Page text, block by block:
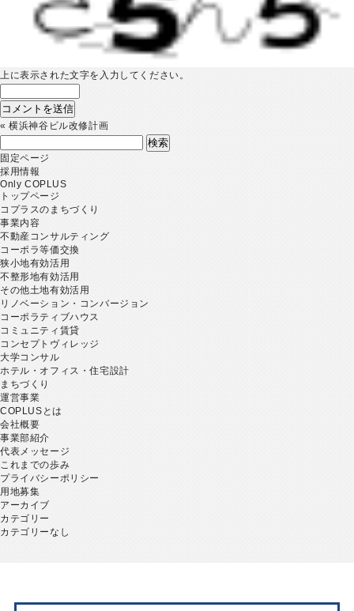
上に表示された文字を入力してください。
«横浜神谷ビル改修計画
索:
固定ページ
採用情報
Only COPLUS
トップページ
コプラスのまちづくり
事業内容
不動産コンサルティング
コーポラ等価交換
狭小地有効活用
不整形地有効活用
その他土地有効活用
リノベーション・コンバージョン
コーポラティブハウス
コミュニティ賃貸
コンセプトヴィレッジ
大学コンサル
ホテル・オフィス・住宅設計
まちづくり
運営事業
COPLUSとは
会社概要
事業部紹介
代表メッセージ
これまでの歩み
プライバシーポリシー
用地募集
アーカイブ
カテゴリー
カテゴリーなし